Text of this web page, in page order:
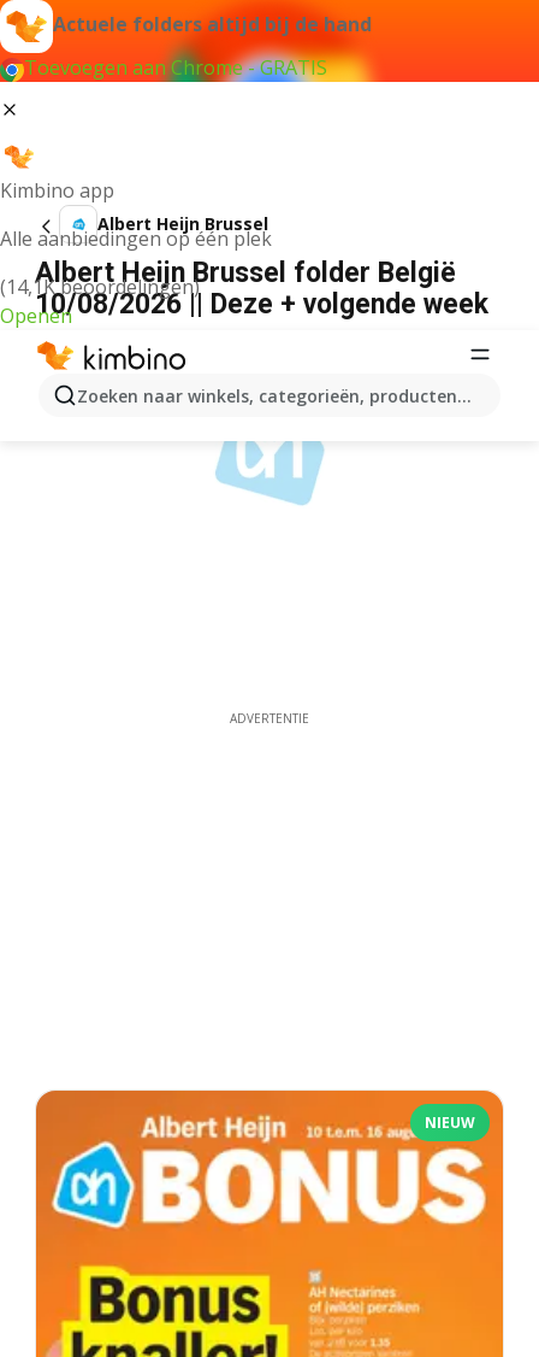
Actuele folders altijd bij de hand
Toevoegen aan Chrome - GRATIS
Kimbino app
Alle aanbiedingen op één plek
(14,1K beoordelingen)
Openen
Zoeken naar winkels, categorieën, producten...
Albert Heijn Brussel
Albert Heijn Brussel folder België
10/08/2026 || Deze + volgende week
ADVERTENTIE
NIEUW